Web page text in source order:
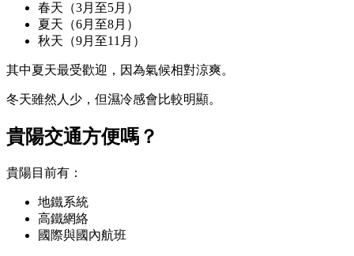
春天（3月至5月）
夏天（6月至8月）
秋天（9月至11月）
其中夏天最受歡迎，因為氣候相對涼爽。
冬天雖然人少，但濕冷感會比較明顯。
貴陽交通方便嗎？
貴陽目前有：
地鐵系統
高鐵網絡
國際與國內航班